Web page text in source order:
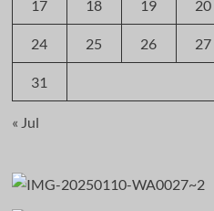
17 18 19 20
24 25 26 27
31
« Jul